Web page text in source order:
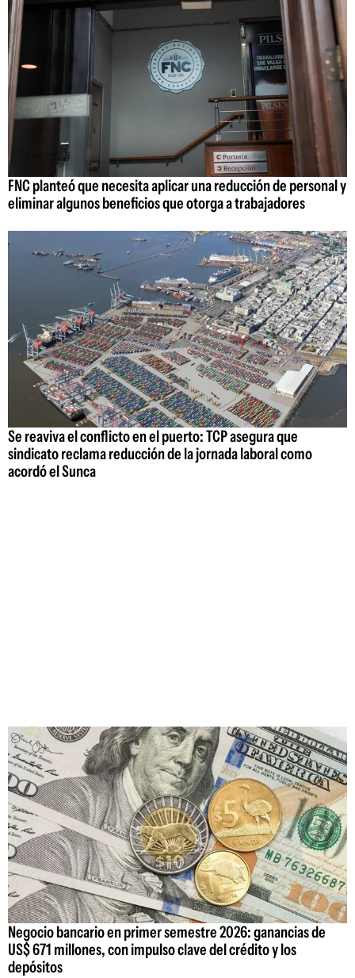
FNC planteó que necesita aplicar una reducción de personal y
eliminar algunos beneficios que otorga a trabajadores
Se reaviva el conflicto en el puerto: TCP asegura que
sindicato reclama reducción de la jornada laboral como
acordó el Sunca
Negocio bancario en primer semestre 2026: ganancias de
US$ 671 millones, con impulso clave del crédito y los
depósitos